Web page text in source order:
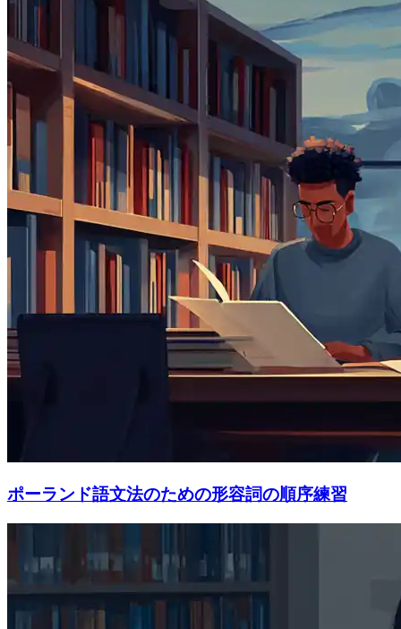
ポーランド語文法のための形容詞の順序練習